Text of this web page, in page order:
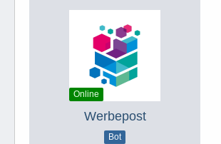
Online
Werbepost
Bot